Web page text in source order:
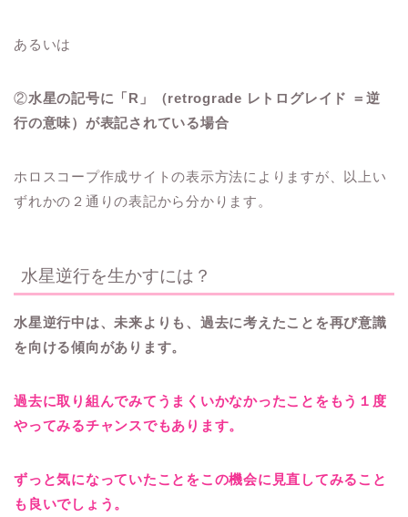
あるいは
②水星の記号に「R」（retrograde レトログレイド ＝逆
行の意味）が表記されている場合
ホロスコープ作成サイトの表示方法によりますが、以上い
ずれかの２通りの表記から分かります。
水星逆行を生かすには？
水星逆行中は、未来よりも、過去に考えたことを再び意識
を向ける傾向があります。
過去に取り組んでみてうまくいかなかったことをもう１度
やってみるチャンスでもあります。
ずっと気になっていたことをこの機会に見直してみること
も良いでしょう。